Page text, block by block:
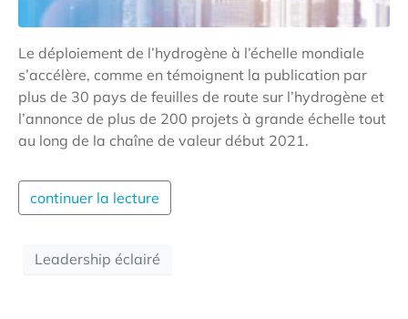
Le déploiement de l’hydrogène à l’échelle mondiale
s’accélère, comme en témoignent la publication par
plus de 30 pays de feuilles de route sur l’hydrogène et
l’annonce de plus de 200 projets à grande échelle tout
au long de la chaîne de valeur début 2021.
continuer la lecture
Leadership éclairé